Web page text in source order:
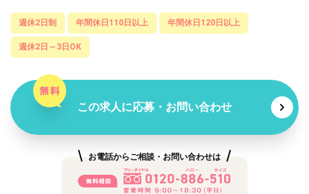
週休2日制 年間休日110日以上 年間休日120日以上
週休2日～3日OK
この求人に応募・お問い合わせ
お電話からご相談・お問い合わせは